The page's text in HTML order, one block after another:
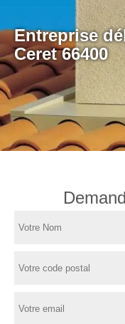
Entreprise
Ceret 66400